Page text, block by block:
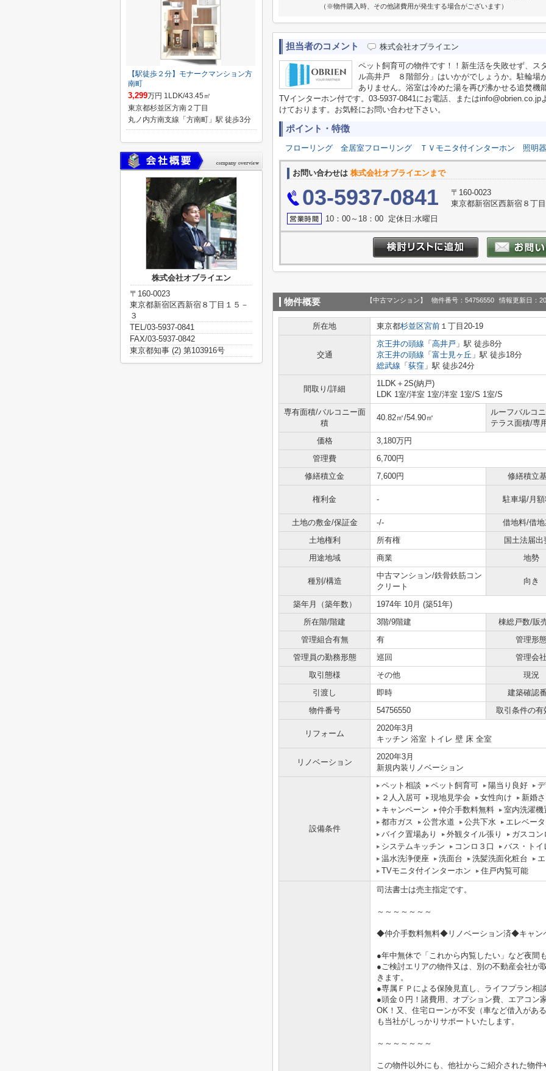
（※物件購入時、その他諸費用が発生する場合がございます）
担当者のコメント 株式会社オブライエン
ペット飼育可の物件です！！新生活を失敗せず、ス
ル高井戸 ８階部分」はいかがでしょうか。駐輪場
ありません。浴室は冷めた湯を再び沸かせる追焚機
TVインターホン付です。03-5937-0841にお電話、または
けております。お気軽にお問い合わせ下さい。
ポイント・特徴
フローリング 全居室フローリング ＴＶモニタ付インターホン 照明
お問い合わせは 株式会社オブライエンまで
03-5937-0841
〒160-0023
東京都新宿区西新宿８丁
10：00～18：00 定休日:水曜日
物件概要 【中古マンション】 物件番号：54756550 情報更新日：
所在地 東京都杉並区宮前 １丁目20-19
交通
京王井の頭線 「 高井戸 」駅 徒歩8分
京王井の頭線 「 富士見ヶ丘 」駅 徒歩18分
総武線 「 荻窪 」駅 徒歩24分
間取り/詳細
1LDK＋2S(納戸)
LDK 1室/洋室 1室/洋室 1室/S 1室/S
専有面積/バルコニー面
積
40.82㎡/54.90㎡
ルーフバルコ
テラス面積/専
価格
3,180万円
管理費
6,700円
修繕積立金
7,600円 修繕積立
権利金 - 駐車場/月
土地の敷金/保証金 -/-
借地料/借
土地権利
所有権
国土法届出
用途地域
商業 地勢
種別/構造
中古マンション/鉄骨鉄筋コン
クリート
向き
築年月（築年数）
1974年 10月 (築51年)
所在階/階建
3階/9階建
棟総戸数/販
管理組合有無
有
管理形
管理員の勤務形態
巡回
管理会
取引態様
その他
現況
引渡し
即時
建築確認
物件番号
54756550 取引条件の有
リフォーム
2020年3月
キッチン 浴室 トイレ 壁 床 全室
リノベーション
2020年3月
新規内装リノベーション
設備条件
ペット相談 ペット飼育可 陽当り良好
２人入居可
現地見学会 女性向け
新婚
キャンペーン
仲介手数料無料
室内洗濯機
都市ガス
公営水道 公共下水
エレベー
バイク置場あり
外観タイル張り
ガスコン
システムキッチン
コンロ３口
バス・トイ
温水洗浄便座
洗面台 洗髪洗面化粧台
TVモニタ付インターホン
住戸内覧可能
司法書士は売主指定です。
～～～～～～～
◆仲介手数料無料◆リノベーション済◆キャン
●年中無休で「これから内覧したい」など夜間
●ご検討エリアの物件又は、別の不動産会社が
きます。
●専属ＦＰによる保険見直し、ライフプラン相
●頭金０円！諸費用、オプション費、エアコン
OK！又、住宅ローンが不安（車など借入があ
も当社がしっかりサポートいたします。
～～～～～～～
この物件以外にも、他社からご紹介された物
【駅徒歩２分】モナークマンション方
南町
3,299万円 1LDK/43.45㎡
東京都杉並区方南２丁目
丸ノ内方南支線「方南町」駅 徒歩3分
株式会社オブライエン
〒160-0023
東京都新宿区西新宿８丁目１５－
３
TEL/03-5937-0841
FAX/03-5937-0842
東京都知事 (2) 第103916号